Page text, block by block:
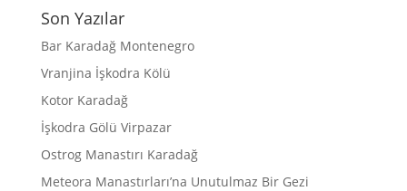
Son Yazılar
Bar Karadağ Montenegro
Vranjina İşkodra Kölü
Kotor Karadağ
İşkodra Gölü Virpazar
Ostrog Manastırı Karadağ
Meteora Manastırları’na Unutulmaz Bir Gezi